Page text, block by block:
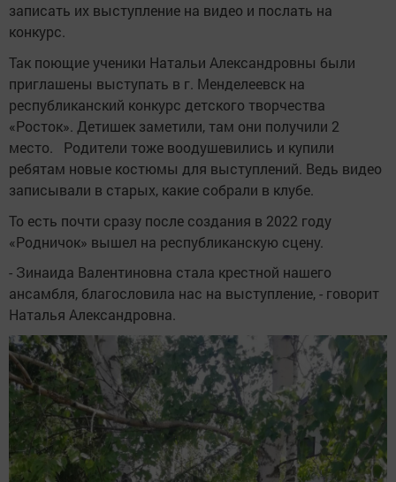
записать их выступление на видео и послать на
конкурс.
Так поющие ученики Натальи Александровны были
приглашены выступать в г. Менделеевск на
республиканский конкурс детского творчества
«Росток». Детишек заметили, там они получили 2
место. Родители тоже воодушевились и купили
ребятам новые костюмы для выступлений. Ведь видео
записывали в старых, какие собрали в клубе.
То есть почти сразу после создания в 2022 году
«Родничок» вышел на республиканскую сцену.
- Зинаида Валентиновна стала крестной нашего
ансамбля, благословила нас на выступление, - говорит
Наталья Александровна.